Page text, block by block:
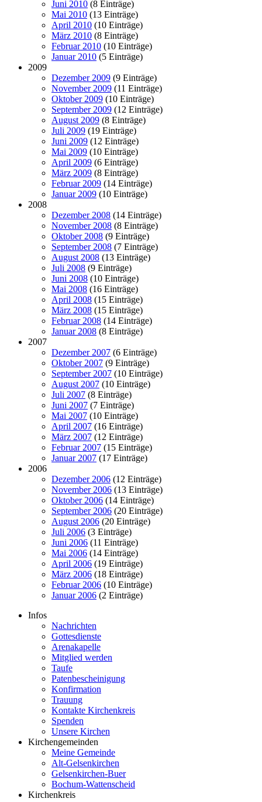
Juni 2010 (8 Einträge)
Mai 2010 (13 Einträge)
April 2010 (10 Einträge)
März 2010 (8 Einträge)
Februar 2010 (10 Einträge)
Januar 2010 (5 Einträge)
2009
Dezember 2009 (9 Einträge)
November 2009 (11 Einträge)
Oktober 2009 (10 Einträge)
September 2009 (12 Einträge)
August 2009 (8 Einträge)
Juli 2009 (19 Einträge)
Juni 2009 (12 Einträge)
Mai 2009 (10 Einträge)
April 2009 (6 Einträge)
März 2009 (8 Einträge)
Februar 2009 (14 Einträge)
Januar 2009 (10 Einträge)
2008
Dezember 2008 (14 Einträge)
November 2008 (8 Einträge)
Oktober 2008 (9 Einträge)
September 2008 (7 Einträge)
August 2008 (13 Einträge)
Juli 2008 (9 Einträge)
Juni 2008 (10 Einträge)
Mai 2008 (16 Einträge)
April 2008 (15 Einträge)
März 2008 (15 Einträge)
Februar 2008 (14 Einträge)
Januar 2008 (8 Einträge)
2007
Dezember 2007 (6 Einträge)
Oktober 2007 (9 Einträge)
September 2007 (10 Einträge)
August 2007 (10 Einträge)
Juli 2007 (8 Einträge)
Juni 2007 (7 Einträge)
Mai 2007 (10 Einträge)
April 2007 (16 Einträge)
März 2007 (12 Einträge)
Februar 2007 (15 Einträge)
Januar 2007 (17 Einträge)
2006
Dezember 2006 (12 Einträge)
November 2006 (13 Einträge)
Oktober 2006 (14 Einträge)
September 2006 (20 Einträge)
August 2006 (20 Einträge)
Juli 2006 (3 Einträge)
Juni 2006 (11 Einträge)
Mai 2006 (14 Einträge)
April 2006 (19 Einträge)
März 2006 (18 Einträge)
Februar 2006 (10 Einträge)
Januar 2006 (2 Einträge)
Infos
Nachrichten
Gottesdienste
Arenakapelle
Mitglied werden
Taufe
Patenbescheinigung
Konfirmation
Trauung
Kontakte Kirchenkreis
Spenden
Unsere Kirchen
Kirchengemeinden
Meine Gemeinde
Alt-Gelsenkirchen
Gelsenkirchen-Buer
Bochum-Wattenscheid
Kirchenkreis